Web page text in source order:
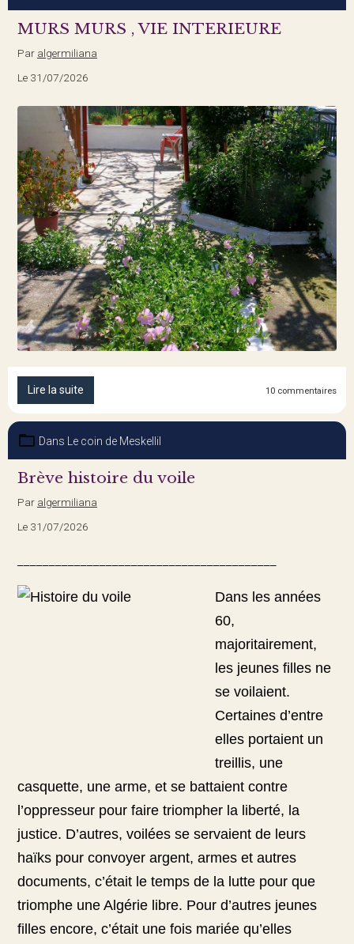
MURS MURS , VIE INTERIEURE
Par algermiliana
Le 31/07/2026
Lire la suite 10 commentaires
Dans Le coin de Meskellil
Brève histoire du voile
Par algermiliana
Le 31/07/2026
Dans les années
60,
majoritairement,
les jeunes filles ne
se voilaient.
Certaines d’entre
elles portaient un
treillis, une
casquette, une arme, et se battaient contre
l’oppresseur pour faire triompher la liberté, la
justice. D’autres, voilées se servaient de leurs
haïks pour convoyer argent, armes et autres
documents, c’était le temps de la lutte pour que
triomphe une Algérie libre. Pour d’autres jeunes
filles encore, c’était une fois mariée qu’elles